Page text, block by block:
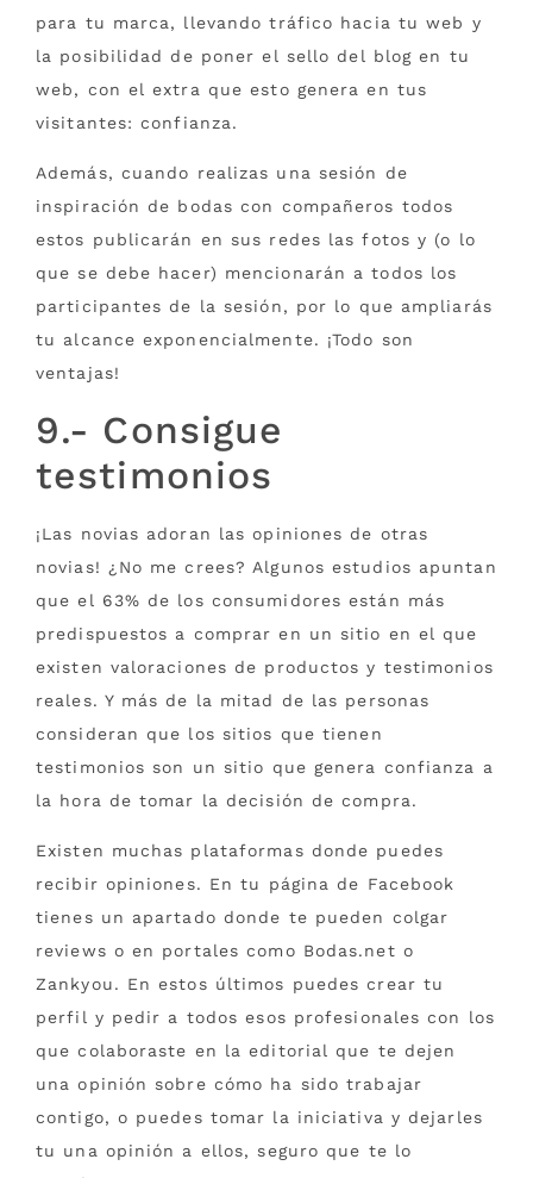
para tu marca, llevando tráfico hacia tu web y
la posibilidad de poner el sello del blog en tu
web, con el extra que esto genera en tus
visitantes: confianza.
Además, cuando realizas una sesión de
inspiración de bodas con compañeros todos
estos publicarán en sus redes las fotos y (o lo
que se debe hacer) mencionarán a todos los
participantes de la sesión, por lo que ampliarás
tu alcance exponencialmente. ¡Todo son
ventajas!
9.- Consigue
testimonios
¡Las novias adoran las opiniones de otras
novias! ¿No me crees? Algunos estudios apuntan
que el 63% de los consumidores están más
predispuestos a comprar en un sitio en el que
existen valoraciones de productos y testimonios
reales. Y más de la mitad de las personas
consideran que los sitios que tienen
testimonios son un sitio que genera confianza a
la hora de tomar la decisión de compra.
Existen muchas plataformas donde puedes
recibir opiniones. En tu página de Facebook
tienes un apartado donde te pueden colgar
reviews o en portales como Bodas.net o
Zankyou. En estos últimos puedes crear tu
perfil y pedir a todos esos profesionales con los
que colaboraste en la editorial que te dejen
una opinión sobre cómo ha sido trabajar
contigo, o puedes tomar la iniciativa y dejarles
tu una opinión a ellos, seguro que te lo